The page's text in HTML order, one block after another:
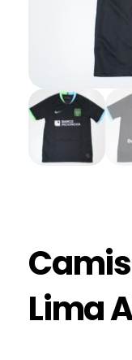
Lima